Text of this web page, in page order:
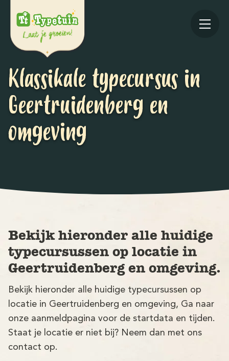
Klassikale typecursus in
Geertruidenberg en
omgeving
Bekijk hieronder alle huidige
typecursussen op locatie in
Geertruidenberg en omgeving.
Bekijk hieronder alle huidige typecursussen op
locatie in Geertruidenberg en omgeving, Ga naar
onze aanmeldpagina voor de startdata en tijden.
Staat je locatie er niet bij? Neem dan met ons
contact op.